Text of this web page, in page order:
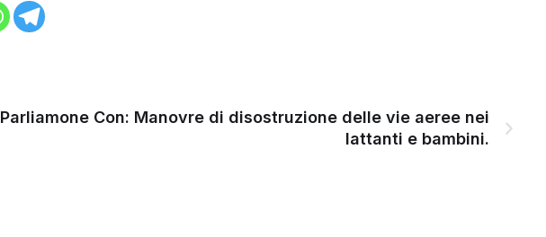
Parliamone Con: Manovre di disostruzione delle vie aeree nei
lattanti e bambini.